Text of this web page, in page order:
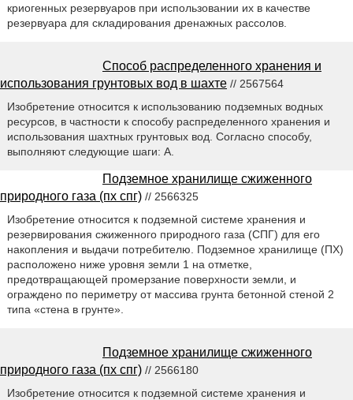
криогенных резервуаров при использовании их в качестве
резервуара для складирования дренажных рассолов.
Способ распределенного хранения и
использования грунтовых вод в шахте // 2567564
Изобретение относится к использованию подземных водных
ресурсов, в частности к способу распределенного хранения и
использования шахтных грунтовых вод. Согласно способу,
выполняют следующие шаги: А.
Подземное хранилище сжиженного
природного газа (пх спг) // 2566325
Изобретение относится к подземной системе хранения и
резервирования сжиженного природного газа (СПГ) для его
накопления и выдачи потребителю. Подземное хранилище (ПХ)
расположено ниже уровня земли 1 на отметке,
предотвращающей промерзание поверхности земли, и
ограждено по периметру от массива грунта бетонной стеной 2
типа «стена в грунте».
Подземное хранилище сжиженного
природного газа (пх спг) // 2566180
Изобретение относится к подземной системе хранения и